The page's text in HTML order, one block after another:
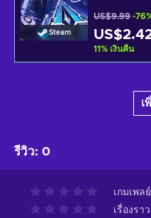
Steam
US$9.99 -
11% เงินคืน
เ
รีวิว: 0
เกมเพลย์
เรื่องราว